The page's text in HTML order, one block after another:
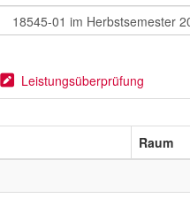
Leistungsüberprüfung
Raum